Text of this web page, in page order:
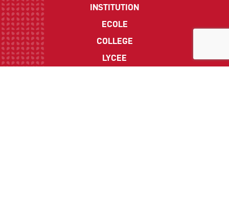
INSTITUTION
ECOLE
COLLEGE
LYCEE